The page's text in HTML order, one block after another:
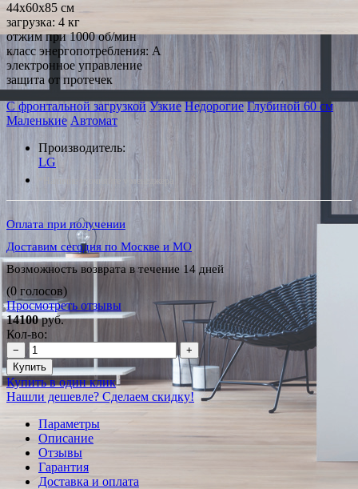
44x60x85 см
загрузка: 4 кг
отжим при 1000 об/мин
класс энергопотребления: A
электронное управление
защита от протечек
С фронтальной загрузкой Узкие Недорогие Глубиной 60 см
Маленькие Автомат
Производитель:
LG
*Наличие уточняйте у менеджера
Оплата при получении
Доставим сегодня по Москве и МО
Возможность возврата в течение 14 дней
(0 голосов)
Просмотреть отзывы
14100руб.
Кол-во:
−
+
Купить
Купить в один клик
Нашли дешевле? Сделаем скидку!
Параметры
Описание
Отзывы
Гарантия
Доставка и оплата